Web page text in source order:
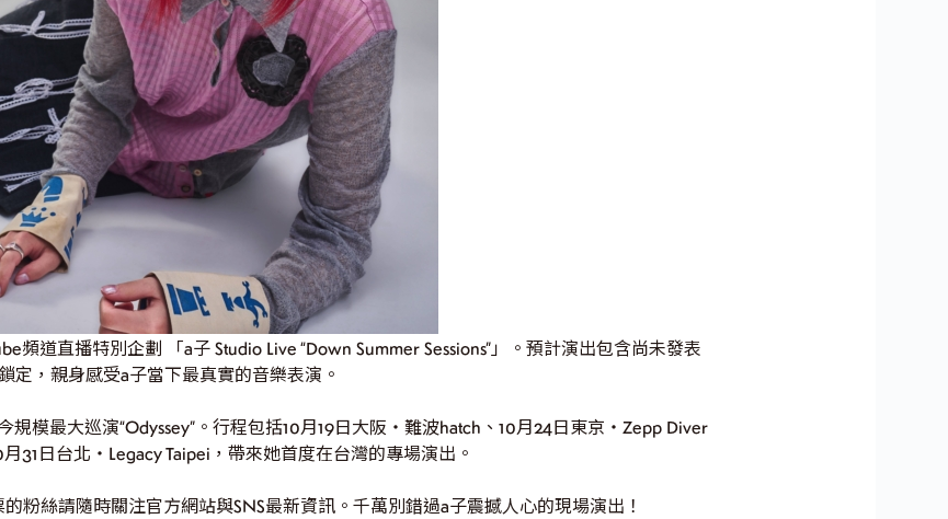
頻道直播特別企劃 「a子 Studio Live “Down Summer Sessions”」。預計演出包含尚未發表
定，親身感受a子當下最真實的音樂表演。
模最大巡演“Odyssey”。行程包括10月19日大阪・難波hatch、10月24日東京・Zepp Diver
日台北・Legacy Taipei，帶來她首度在台灣的專場演出。
粉絲請隨時關注官方網站與SNS最新資訊。千萬別錯過a子震撼人心的現場演出！